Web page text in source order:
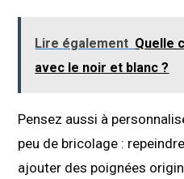
Lire également Quelle
avec le noir et blanc ?
Pensez aussi à
peu de bricolage :
ajouter des poignées